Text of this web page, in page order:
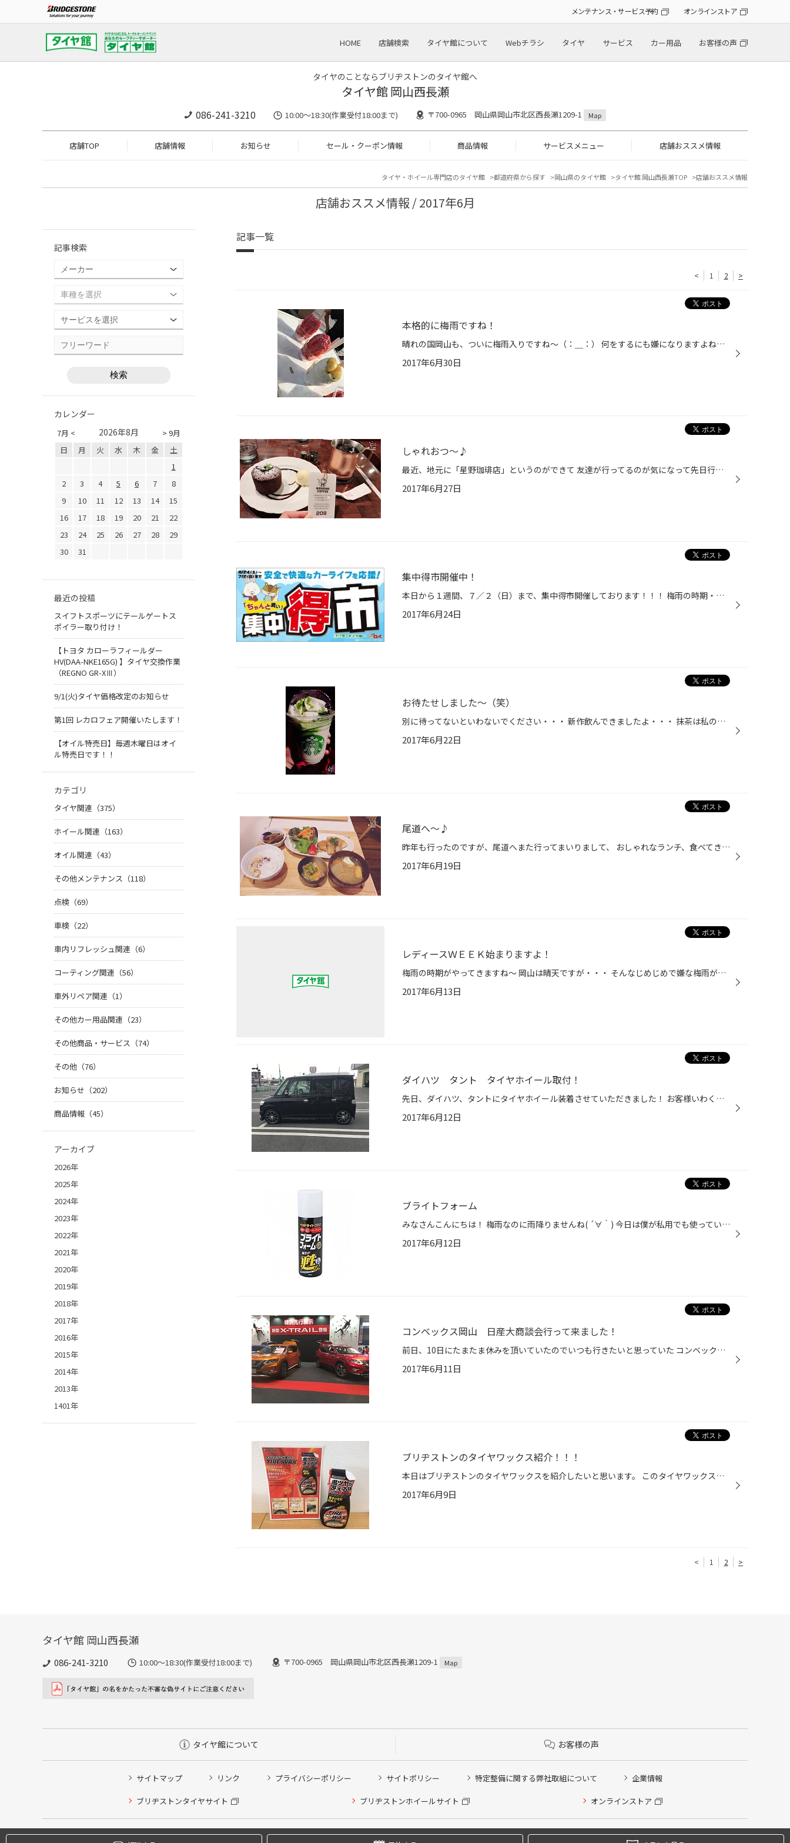
メンテナンス・サービス予約 オンラインストア
HOME 店舗検索 タイヤ館について Webチラシ タイヤ サービス カー用品 お客様の声
タイヤのことならブリヂストンのタイヤ館へ
タイヤ館 岡山西長瀬
086-241-3210 10:00〜18:30(作業受付18:00まで) 〒700-0965 岡山県岡山市北区西長瀬1209-1 Map
店舗TOP 店舗情報 お知らせ セール・クーポン情報 商品情報 サービスメニュー 店舗おススメ情報
タイヤ・ホイール専門店のタイヤ館 都道府県から探す 岡山県のタイヤ館 タイヤ館 岡山西長瀬TOP 店舗おススメ情報
店舗おススメ情報 / 2017年6月
記事一覧
< 1 2 >
本格的に梅雨ですね！
晴れの国岡山も、ついに梅雨入りですね～（：＿：） 何をするにも嫌になりますよね～ そんな雨の日にもお出かけしたい！お車は大丈夫ですか？？ ワイパー交換・・・最近ふき取りが悪いなと感じたら タイヤ交換・・・最近雨の日はブレーキのかかりが悪いな、滑りやすいな、 と感じたら！交換次期かも...
2017年6月30日
しゃれおつ～♪
最近、地元に「星野珈琲店」というのができて 友達が行ってるのが気になって先日行ってまいりました！ じゃーん！！！ちょオシャンじゃないですか～？？友人がパスタやグラタンみたいなものを 食べていましたがどれも美味しそうでした☆ 皆さんも是非行ってみてください♪
2017年6月27日
集中得市開催中！
本日から１週間、７／２（日）まで、集中得市開催しております！！！ 梅雨の時期・・・ 雨の日にタイヤは滑りやすくなっていませんか？ ワイパーのふき取り悪くないですか？？ エアコン、久しぶりにつけると、嫌なにおいがしませんか？？？ 全てタイヤ館にお任せ下さい☆ この期間中がお得ですのでお...
2017年6月24日
お待たせしました～（笑）
別に待ってないといわないでください・・・ 新作飲んできましたよ・・・ 抹茶は私の大好物なので、期待してました！ かなりうまし！！！でしたよ☆ あま～い抹茶ではなく、少し苦味もあって大人な感じでした♪ いつも暗闇の写真ですみません。笑
2017年6月22日
尾道へ～♪
昨年も行ったのですが、尾道へまた行ってまいりまして、 おしゃれなランチ、食べてきました。 おしゃれでしょ～～ 雰囲気も良くて、美味しくいただきました☆ 女子会にはもってこいな感じでしたよ（笑） 皆さんも是非行ってみてください！
2017年6月19日
レディースＷＥＥＫ始まりますよ！
梅雨の時期がやってきますね～ 岡山は晴天ですが・・・ そんなじめじめで嫌な梅雨が来る前にタイヤ館でお車のメンテナンスいかがですか？ ６／１５（木）～６／２０（火）まで レディースＷＥＥＫ開催しますよ☆★☆ 女性のお客様はこの期間がチャンスですよ！ タイヤやエンジンオイル、ワイパーなどな...
2017年6月13日
ダイハツ タント タイヤホイール取付！
先日、ダイハツ、タントにタイヤホイール装着させていただきました！ お客様いわく純正ホイールが気に入らなかったようで･･･ ブラックポリッシュのような黒が入ってたらいいなということでＢＳの エコフォルムＣＲＳ15を提案したところ気に入っていただきまして タイヤも古くなってきていたのでセッ...
2017年6月12日
ブライトフォーム
みなさんこんにちは！ 梅雨なのに雨降りませんね( ´∀｀) 今日は僕が私用でも使っているグッズをご紹介したいと思います。 それがこちらになります。 ブライトフォームという商品です。 なんだそれ？？と思われますよね笑 でも使ってみたらビックリするくらい効果を発揮します！ 何かと言いますと、...
2017年6月12日
コンベックス岡山 日産大商談会行って来ました！
前日、10日にたまたま休みを頂いていたのでいつも行きたいと思っていた コンベックス岡山での日産大商談会へついに行って参りました！ というのも皆さんご存知だとは思いますが新型エクストレイルが8日、 マイナーチェンジをいたしましてエクストレイルオーナーとしては現車がすごい気になってまし...
2017年6月11日
ブリヂストンのタイヤワックス紹介！！！
本日はブリヂストンのタイヤワックスを紹介したいと思います。 このタイヤワックスで愛車のお手入れを足元からしてみませんか？ ボディはピカピカでもタイヤのお手入れを忘れていませんか？ ブリヂストンのタイヤワックスはただきれいにするだけではなく、 高粘度シリコンにより、深みのある美しい...
2017年6月9日
< 1 2 >
記事検索
カレンダー
7月 < > 9月
2026年8月
日 月 火 水 木 金
土
1
2
3 4 5 6 7
8
9
10 11 12 13 14
15
16
17 18 19 20 21
22
23
24 25 26 27 28
29
30
31
最近の投稿
スイフトスポーツにテールゲートス
ポイラー取り付け！
【トヨタ カローラフィールダー
HV(DAA-NKE165G) 】タイヤ交換作業
（REGNO GR-XⅢ）
9/1(火)タイヤ価格改定のお知らせ
第1回 レカロフェア開催いたします！
【オイル特売日】毎週木曜日はオイ
ル特売日です！！
カテゴリ
タイヤ関連（375）
ホイール関連（163）
オイル関連（43）
その他メンテナンス（118）
点検（69）
車検（22）
車内リフレッシュ関連（6）
コーティング関連（56）
車外リペア関連（1）
その他カー用品関連（23）
その他商品・サービス（74）
その他（76）
お知らせ（202）
商品情報（45）
アーカイブ
2026年
2025年
2024年
2023年
2022年
2021年
2020年
2019年
2018年
2017年
2016年
2015年
2014年
2013年
1401年
タイヤ館 岡山西長瀬
086-241-3210 10:00〜18:30(作業受付18:00まで) 〒700-0965 岡山県岡山市北区西長瀬1209-1 Map
タイヤ館について お客様の声
サイトマップ リンク プライバシーポリシー サイトポリシー 特定整備に関する弊社取組について 企業情報
ブリヂストンタイヤサイト ブリヂストンホイールサイト オンラインストア
Copyright © 2024 Bridgestone Retail Co.,Ltd. All rights Reserved.
タイヤ点検・安全点検/タイヤ履き替え/オイル交換/その他ピット作業の予約
クローク契約会員専用タイヤ履き替え※タイヤ履き替えを希望のクローク契約会員の方はこちらを選択ください
本日のタイヤ履き替え順番待ち予約 ※クローク契約会員の方はご利用いただけません